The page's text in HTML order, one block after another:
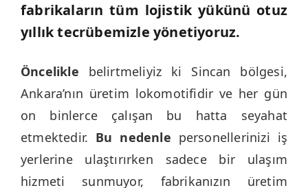
fabrikaların tüm lojistik yükünü otuz
yıllık tecrübemizle yönetiyoruz.
Öncelikle belirtmeliyiz ki Sincan bölgesi,
Ankara’nın üretim lokomotifidir ve her gün
on binlerce çalışan bu hatta seyahat
etmektedir. Bu nedenle personellerinizi iş
yerlerine ulaştırırken sadece bir ulaşım
hizmeti sunmuyor, fabrikanızın üretim